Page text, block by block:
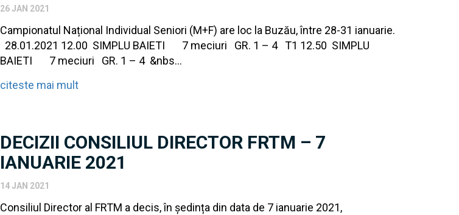
26 JAN 2021
Campionatul Național Individual Seniori (M+F) are loc la Buzău, între 28-31 ianuarie.
28.01.2021 12.00 SIMPLU BAIETI 7 meciuri GR. 1 – 4 T1 12.50 SIMPLU
BAIETI 7 meciuri GR. 1 – 4 &nbs...
citeste mai mult
DECIZII CONSILIUL DIRECTOR FRTM – 7
IANUARIE 2021
14 JAN 2021
Consiliul Director al FRTM a decis, în ședința din data de 7 ianuarie 2021,